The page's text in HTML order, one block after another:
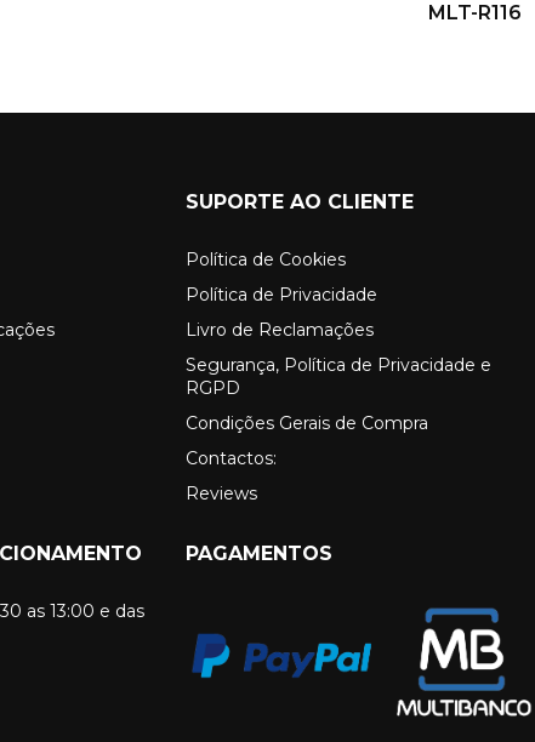
MLT-R116
SUPORTE AO CLIENTE
Política de Cookies
Política de Privacidade
Livro de Reclamações
Segurança, Política de Privacidade e
RGPD
Condições Gerais de Compra
Contactos:
Reviews
as 13:00 e das
PAGAMENTOS